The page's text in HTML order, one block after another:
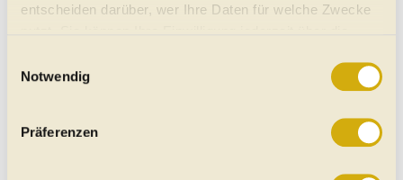
entscheiden darüber, wer Ihre Daten für welche Zwecke
Trigger Symbol ändern oder widerrufen
Informationen über Ihre geografische Lage erfassen,
Notwendig
Präferenzen